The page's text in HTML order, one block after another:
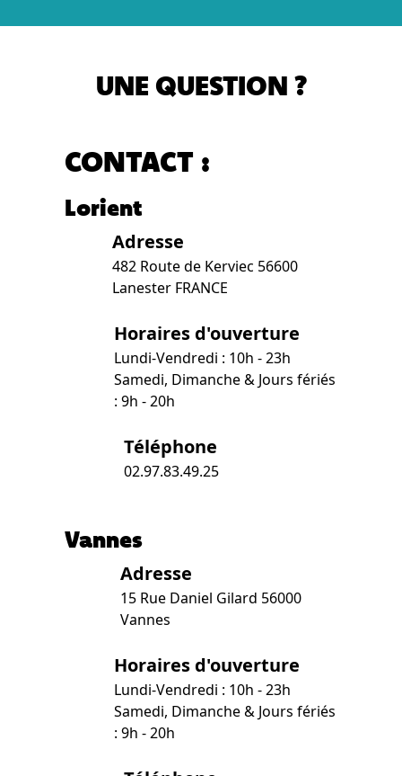
UNE QUESTION ?
CONTACT :
Lorient
Adresse
482 Route de Kerviec 56600
Lanester FRANCE
Horaires d'ouverture
Lundi-Vendredi : 10h - 23h
Samedi, Dimanche & Jours fériés
: 9h - 20h
Téléphone
02.97.83.49.25
Vannes
Adresse
15 Rue Daniel Gilard 56000
Vannes
Horaires d'ouverture
Lundi-Vendredi : 10h - 23h
Samedi, Dimanche & Jours fériés
: 9h - 20h